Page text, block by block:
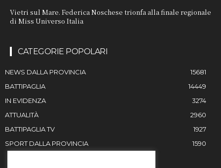
Vietri sul Mare. Federica Noschese trionfa alla finale regionale
di Miss Universo Italia
CATEGORIE POPOLARI
NEWS DALLA PROVINCIA
15681
BATTIPAGLIA
14449
IN EVIDENZA
3274
ATTUALITÀ
2960
BATTIPAGLIA TV
1927
SPORT DALLA PROVINCIA
1590